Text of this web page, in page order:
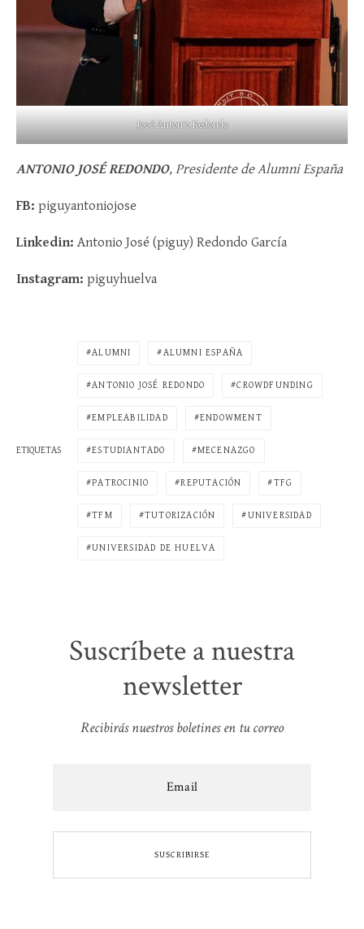
José Antonio Redondo
ANTONIO JOSÉ REDONDO, Presidente de Alumni España
FB: piguyantoniojose
Linkedin: Antonio José (piguy) Redondo García
Instagram: piguyhuelva
ETIQUETAS
ALUMNI ALUMNI ESPAÑA
ANTONIO JOSÉ REDONDO CROWDFUNDING
EMPLEABILIDAD ENDOWMENT
ESTUDIANTADO MECENAZGO
PATROCINIO REPUTACIÓN TFG
TFM TUTORIZACIÓN UNIVERSIDAD
UNIVERSIDAD DE HUELVA
Suscríbete a nuestra
newsletter
Recibirás nuestros boletines en tu correo